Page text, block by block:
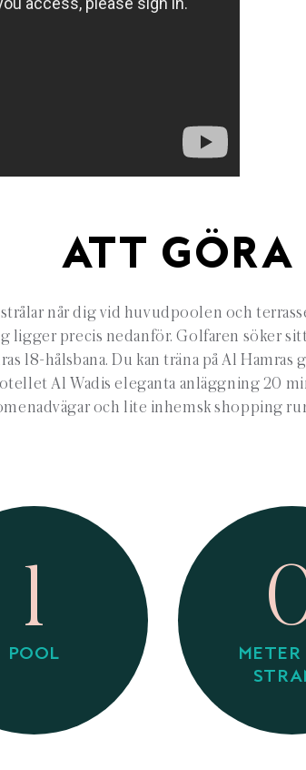
ATT GÖRA
når dig vid huvudpoolen och
ligger precis nedanför. Golfaren söker
18-hålsbana. Du kan träna på Al Hamras
Al Wadis eleganta anläggning 20
och lite inhemsk shopping
1
POOL